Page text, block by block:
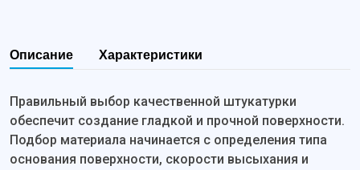
Описание Характеристики
Правильный выбор качественной штукатурки
обеспечит создание гладкой и прочной поверхности.
Подбор материала начинается с определения типа
основания поверхности, скорости высыхания и